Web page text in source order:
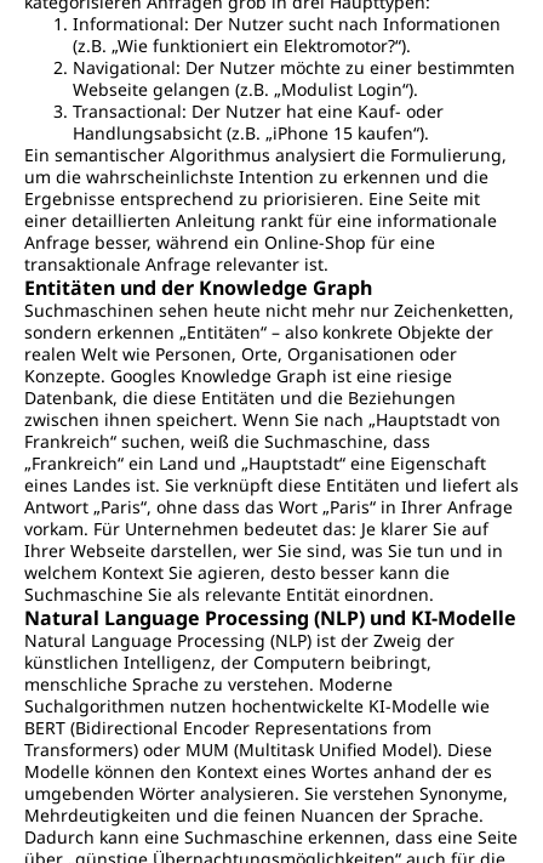
Informational: Der Nutzer sucht nach Informationen
(z.B. „Wie funktioniert ein Elektromotor?“).
Navigational: Der Nutzer möchte zu einer bestimmten
Webseite gelangen (z.B. „Modulist Login“).
Transactional: Der Nutzer hat eine Kauf- oder
Handlungsabsicht (z.B. „iPhone 15 kaufen“).
Ein semantischer Algorithmus analysiert die Formulierung,
um die wahrscheinlichste Intention zu erkennen und die
Ergebnisse entsprechend zu priorisieren. Eine Seite mit
einer detaillierten Anleitung rankt für eine informationale
Anfrage besser, während ein Online-Shop für eine
transaktionale Anfrage relevanter ist.
Entitäten und der Knowledge Graph
Suchmaschinen sehen heute nicht mehr nur Zeichenketten,
sondern erkennen „Entitäten“ – also konkrete Objekte der
realen Welt wie Personen, Orte, Organisationen oder
Konzepte. Googles Knowledge Graph ist eine riesige
Datenbank, die diese Entitäten und die Beziehungen
zwischen ihnen speichert. Wenn Sie nach „Hauptstadt von
Frankreich“ suchen, weiß die Suchmaschine, dass
„Frankreich“ ein Land und „Hauptstadt“ eine Eigenschaft
eines Landes ist. Sie verknüpft diese Entitäten und liefert als
Antwort „Paris“, ohne dass das Wort „Paris“ in Ihrer Anfrage
vorkam. Für Unternehmen bedeutet das: Je klarer Sie auf
Ihrer Webseite darstellen, wer Sie sind, was Sie tun und in
welchem Kontext Sie agieren, desto besser kann die
Suchmaschine Sie als relevante Entität einordnen.
Natural Language Processing (NLP) und KI-Modelle
Natural Language Processing (NLP) ist der Zweig der
künstlichen Intelligenz, der Computern beibringt,
menschliche Sprache zu verstehen. Moderne
Suchalgorithmen nutzen hochentwickelte KI-Modelle wie
BERT (Bidirectional Encoder Representations from
Transformers) oder MUM (Multitask Unified Model). Diese
Modelle können den Kontext eines Wortes anhand der es
umgebenden Wörter analysieren. Sie verstehen Synonyme,
Mehrdeutigkeiten und die feinen Nuancen der Sprache.
Dadurch kann eine Suchmaschine erkennen, dass eine Seite